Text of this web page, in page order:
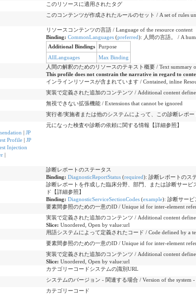
このリソースに適用されたタグ
このコンテンツが作成されたルールのセット / A set of rules
リソースコンテンツの言語 / Language of the resource content
Binding: CommonLanguages(preferred): 人間の言語。 / A
Additional Bindings
Purpose
AllLanguages
Max Binding
人間の解釈のためのリソースのテキスト概要 / Text summary
This profile does not constrain the narrative in regard to
インラインリソースが含まれています / Contained, inline
実装で定義された追加のコンテンツ / Additional content
無視できない拡張機能 / Extensions that cannot be ignored
実行者/実施者または他のシステムによって、この診断レポー
| JP
Profile| JP
Injection
|
元になった検査や診断の依頼に関する情報【詳細参照】
診断レポートのステータス
Binding: DiagnosticReportStatus(required): 診断レポートのス
診断レポートを作成した臨床分野、部門、または診断サー
ド【詳細参照】
Binding: DiagnosticServiceSectionCodes(example): 診断サービ
要素間参照のための一意のID / Unique id for inter-element
実装で定義された追加のコンテンツ / Additional content
Slice: Unordered, Open by value:url
用語システムによって定義されたコード / Code defined by a
要素間参照のための一意のID / Unique id for inter-element
実装で定義された追加のコンテンツ / Additional content
Slice: Unordered, Open by value:url
カテゴリーコードシステムの識別URL
システムのバージョン - 関連する場合 / Version of the system
カテゴリーコード